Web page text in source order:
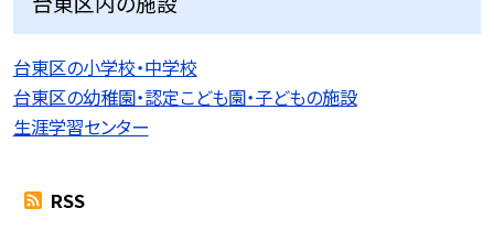
台東区の小学校・中学校
台東区の幼稚園・認定こども園・子どもの施設
生涯学習センター
RSS